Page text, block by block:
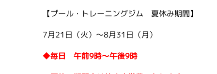
【プール・トレーニングジム 夏休み期間】
7月21日（火）～8月31日（月）
◆毎日 午前9時～午後9時